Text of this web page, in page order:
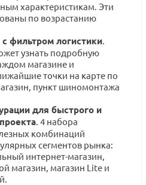
характеристикам. Эти
по возрастанию
с фильтром логистики.
узнать подробную
магазине и
точки на карте по
пункт шиномонтажа
для быстрого и
. 4 набора
комбинаций
сегментов рынка:
интернет-магазин,
магазин, магазин Lite и